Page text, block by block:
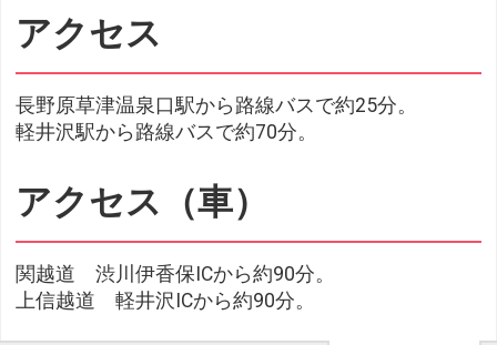
アクセス
長野原草津温泉口駅から路線バスで約25分。
軽井沢駅から路線バスで約70分。
アクセス（車）
関越道 渋川伊香保ICから約90分。
上信越道 軽井沢ICから約90分。